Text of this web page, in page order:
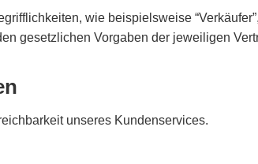
wie beispielsweise
gesetzlichen Vorgaben der jeweiligen
unseres Kundenservices.